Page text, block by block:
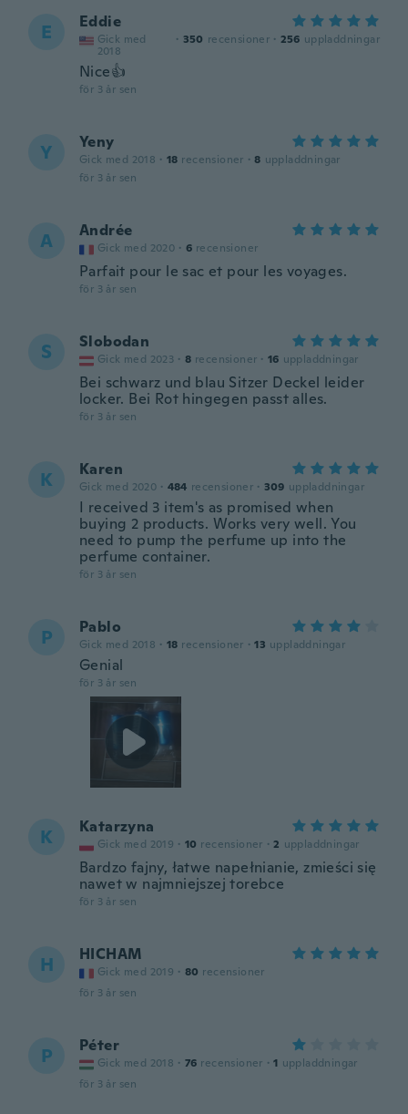
E Eddie
Gick med
2018
· 350 recensioner · 256 uppladdningar
Nice👍
för 3 år sen
Y Yeny
Gick med 2018 · 18 recensioner · 8 uppladdningar
för 3 år sen
A Andrée
Gick med 2020 · 6 recensioner
Parfait pour le sac et pour les voyages.
för 3 år sen
S Slobodan
Gick med 2023 · 8 recensioner · 16 uppladdningar
Bei schwarz und blau Sitzer Deckel leider
locker. Bei Rot hingegen passt alles.
för 3 år sen
K Karen
Gick med 2020 · 484 recensioner · 309 uppladdningar
I received 3 item's as promised when
buying 2 products. Works very well. You
need to pump the perfume up into the
perfume container.
för 3 år sen
P Pablo
Gick med 2018 · 18 recensioner · 13 uppladdningar
Genial
för 3 år sen
K Katarzyna
Gick med 2019 · 10 recensioner · 2 uppladdningar
Bardzo fajny, łatwe napełnianie, zmieści się
nawet w najmniejszej torebce
för 3 år sen
H HICHAM
Gick med 2019 · 80 recensioner
för 3 år sen
P Péter
Gick med 2018 · 76 recensioner · 1 uppladdningar
för 3 år sen